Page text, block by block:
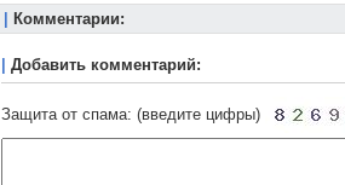
Комментарии:
Добавить комментарий:
Защита от спама: (введите цифры)